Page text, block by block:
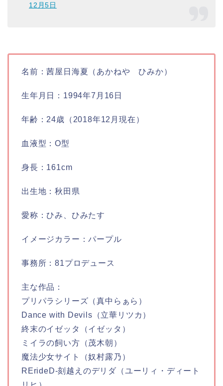
12月5日
名前：茜屋日海夏（あかねや ひみか）
生年月日：1994年7月16日
年齢：24歳（2018年12月現在）
血液型：O型
身長：161cm
出生地：秋田県
愛称：ひみ、ひみたす
イメージカラー：パープル
事務所：81プロデュース
主な作品：
プリパラシリーズ（真中らぁら）
Dance with Devils（立華リツカ）
終末のイゼッタ（イゼッタ）
ミイラの飼い方（茂木朝）
魔法少女サイト（奴村露乃）
RErideD-刻越えのデリダ（ユーリィ・ディート